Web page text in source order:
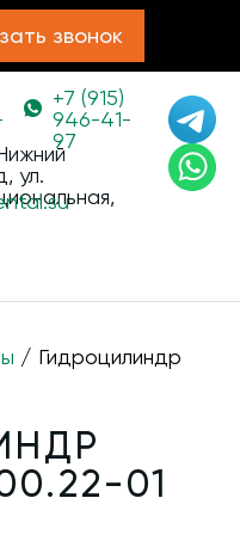
звонок
+7 (915)
946-41-
97
ул.
/ Гидроцилиндр
01